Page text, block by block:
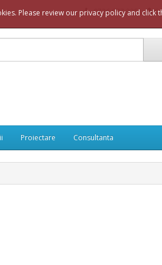
0726 977 335
Proiectare Consultanta
Please review our privacy policy and click